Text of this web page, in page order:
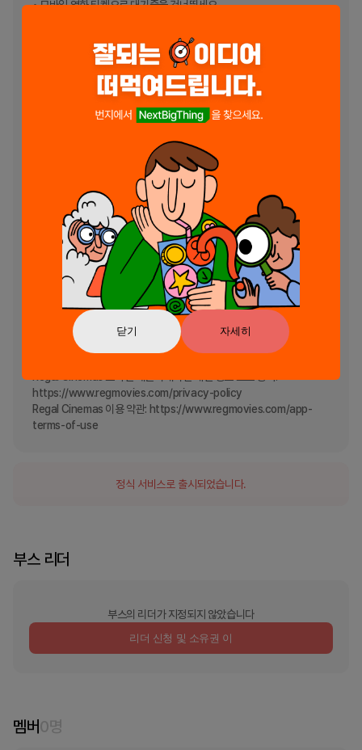
닫기 자세히
• 모바일 영화 티켓으로 대기줄을 건너뛰세요
• 좋아하는 영화관에서 신작을 감상하세요.
• 다른 위치의 영화관을 쉽게 검색
• 특정 극장의 영화 상영 시간을 찾아 영화 관람 일정을 계획하세요.
• 다음 방문을 원활하게 할 수 있도록 앱에서 영화 안내를 이용할 수 있습
앱에서 직접 이용 가능한 할인 혜택
• Unlimited 및 Regal Crown Club 멤버십으로 할인 혜택을 받으세요.
• 크라운 클럽 포인트를 간식과 할인 혜택으로 교환하세요
• 할인 주문 픽업 준비가 되면 알림을 받습니다.
REGAL CROWN CLUB 및 REGAL UNLIMITED에 가입하세요
• 영화관을 방문하고, 영화를 보고, 리워드를 받으세요.
• 영화 티켓과 매점에 지출한 1달러마다 영화 쿠폰과 보상을 받으세요.
• 영화관을 방문할 때 빠르게 액세스할 수 있도록 Regal 실물 카드를 사
용하거나 앱에 저장하세요.
• Regal 모바일 앱에서 바로 Regal Crown Club 잔액을 확인하세요.
최고의 영화 동반자와 함께 다음 영화의 밤을 준비하세요. Regal을 통해
상영 시간표를 찾고, 영화 티켓을 구매하고, 독점 보상을 받고, 최신 영화
를 시청하세요.
이 앱을 다운로드, 설치 및 사용함으로써 귀하는 Regal Cinemas 모바일
https://www.regmovies.com/privacy-policy
Regal Cinemas 이용 약관: https://www.regmovies.com/app-
terms-of-use
정식 서비스로 출시되었습니다.
부스 리더
부스의 리더가 지정되지 않았습니다
리더 신청 및 소유권 이
멤버0명